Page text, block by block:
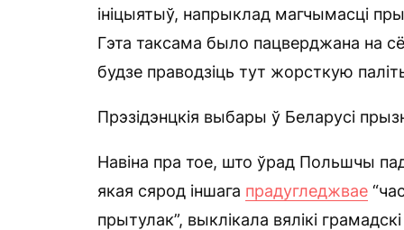
ініцыятыў, напрыклад магчымасці
Гэта таксама было пацверджана на
будзе праводзіць тут жорсткую
Прэзідэнцкія выбары ў Беларусі
Навіна пра тое, што ўрад Польшчы
якая сярод іншага прадугледжвае
прытулак”, выклікала вялікі